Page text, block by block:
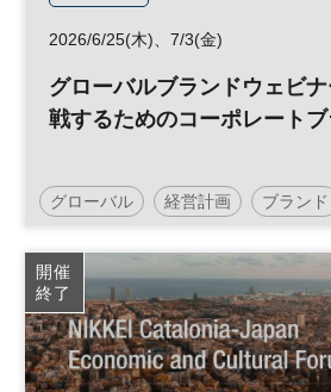
2026/6/25(木)、7/3(金)
グローバルブランドウェビ
戦するためのコーポレート
グローバル 経営計画 ブランド
マーケティング ブランディング
開催
終了